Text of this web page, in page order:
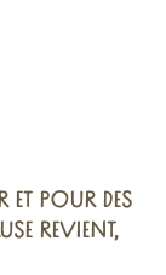
ET POUR DES
REVIENT,